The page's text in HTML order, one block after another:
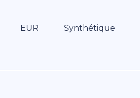
EUR Synthétique